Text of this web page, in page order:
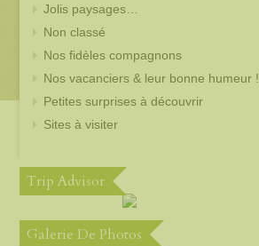
Jolis paysages…
Non classé
Nos fidèles compagnons
Nos vacanciers & leur bonne humeur !
Petites surprises à découvrir
Sites à visiter
Trip Advisor
Galerie De Photos